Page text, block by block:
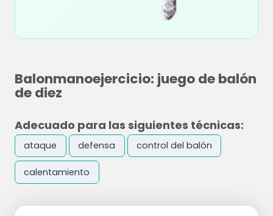
Balonmanoejercicio: juego de balón
de diez
Adecuado para las siguientes técnicas:
ataque defensa control del balón
calentamiento